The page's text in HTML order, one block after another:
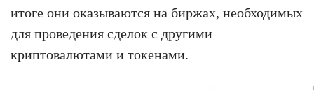
итоге они оказываются на биржах, необходимых
для проведения сделок с другими
криптовалютами и токенами.